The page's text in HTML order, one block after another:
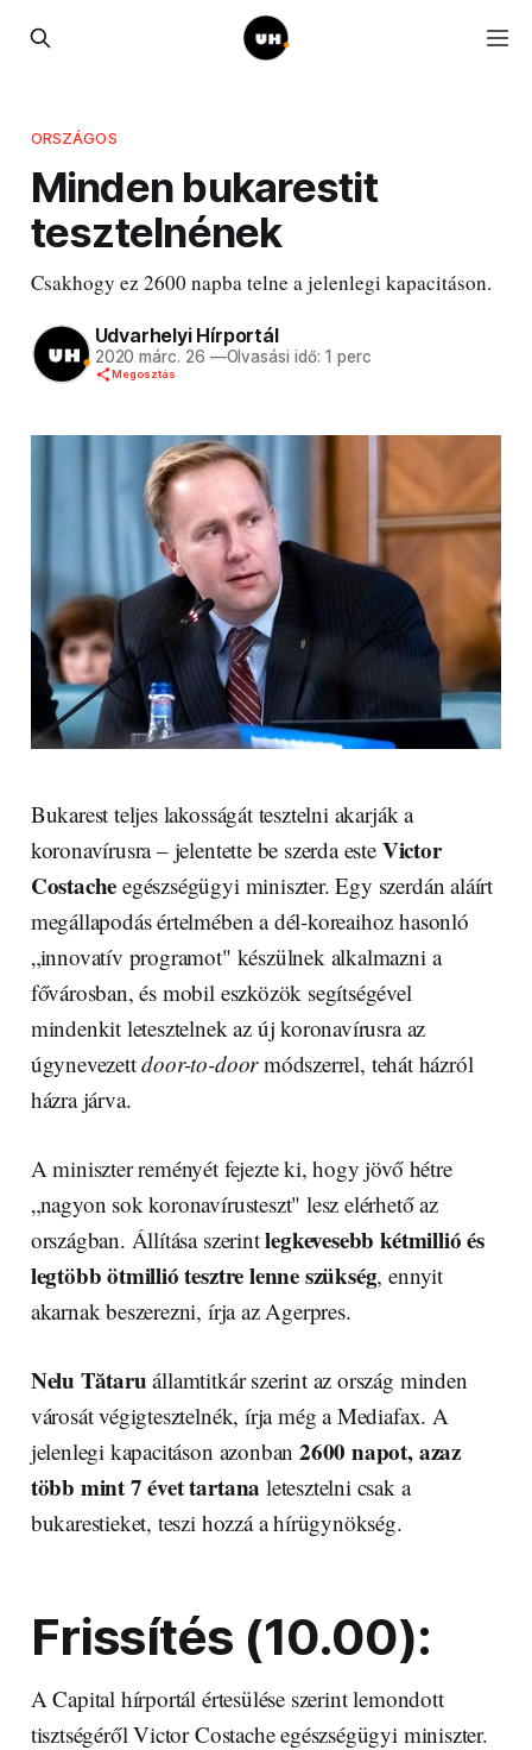
ORSZÁGOS
Minden bukarestit
tesztelnének
Csakhogy ez 2600 napba telne a jelenlegi kapacitáson.
Udvarhelyi Hírportál
2020 márc. 26 —Olvasási idő: 1 perc
Megosztás
Bukarest teljes lakosságát tesztelni akarják a
koronavírusra – jelentette be szerda este Victor
Costache egészségügyi miniszter. Egy szerdán aláírt
megállapodás értelmében a dél-koreaihoz hasonló
„innovatív programot" készülnek alkalmazni a
fővárosban, és mobil eszközök segítségével
mindenkit letesztelnek az új koronavírusra az
úgynevezettdoor-to-doormódszerrel, tehát házról
házra járva.
A miniszter reményét fejezte ki, hogy jövő hétre
„nagyon sok koronavírusteszt" lesz elérhető az
országban. Állítása szerintlegkevesebb kétmillió és
legtöbb ötmillió tesztre lenne szükség, ennyit
akarnak beszerezni, írja az Agerpres.
Nelu Tătaru államtitkár szerint az ország minden
városát végigtesztelnék, írja még a Mediafax. A
jelenlegi kapacitáson azonban2600 napot, azaz
több mint 7 évet tartana letesztelni csak a
bukarestieket, teszi hozzá a hírügynökség.
Frissítés (10.00):
A Capital hírportál értesülése szerint lemondott
tisztségéről Victor Costache egészségügyi miniszter.